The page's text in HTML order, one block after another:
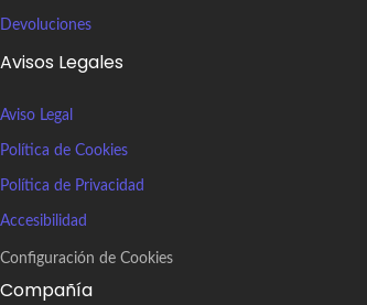
Devoluciones
Avisos Legales
Aviso Legal
Política de Cookies
Política de Privacidad
Accesibilidad
Configuración de Cookies
Compañía